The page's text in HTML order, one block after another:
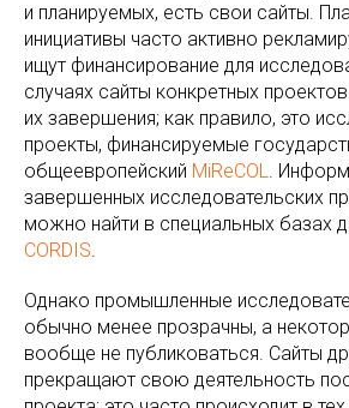
и планируемых, есть свои сайты.
инициативы часто активно
ищут финансирование для
случаях сайты конкретных
их завершения; как правило, это
проекты, финансируемые
общеевропейский MiReCOL.
завершенных исследовательских
можно найти в специальных базах
CORDIS.
Однако промышленные
обычно менее прозрачны, а
вообще не публиковаться. Сайты
прекращают свою деятельность